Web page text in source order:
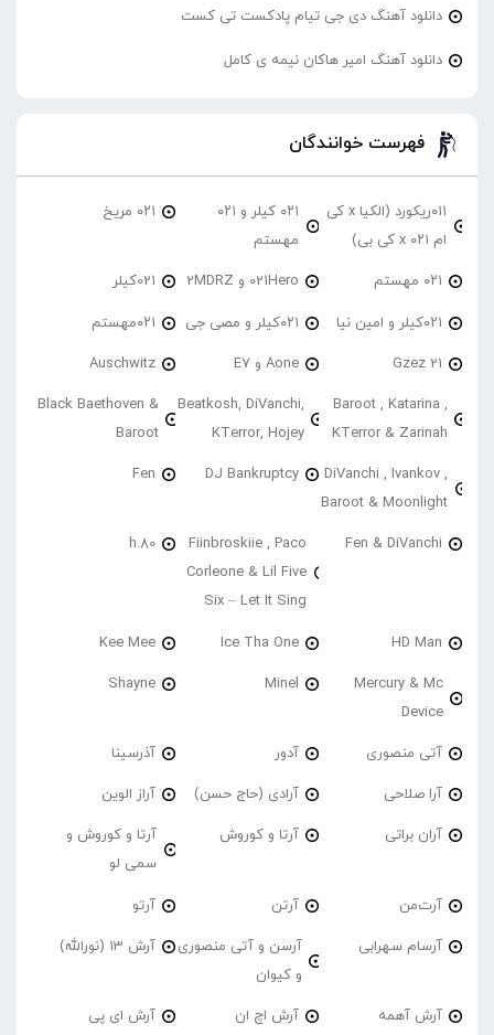
دانلود آهنگ دی جی تیام پادکست تی کست
دانلود آهنگ امیر هاکان نیمه ی کامل
فهرست خوانندگان
۰۱۱ریکورد (الکیا x کی
ام ۰۲۱ x کی بی)
۰۲۱ کیلر و ۰۲۱
مهستم
۰۲۱ مریخ
۰۲۱ مهستم 021Hero و 2MDRZ 021کیلر
۰۲۱کیلر و امین نیا ۰۲۱کیلر و مصی جی ۰۲۱مهستم
21 Gzez Aone و E7 Auschwitz
Baroot , Katarina ,
KTerror & Zarinah
Beatkosh, DiVanchi,
KTerror, Hojey
Black Baethoven &
Baroot
DiVanchi , Ivankov ,
Baroot & Moonlight
DJ Bankruptcy
Fen
Fen & DiVanchi
Fiinbroskiie , Paco
Corleone & Lil Five
Six – Let It Sing
h.80
HD Man
Ice Tha One
Kee Mee
Mercury & Mc
Device
Minel
Shayne
آتی منصوری آدور آذرسینا
آرا صلاحی آرادی (حاج حسن) آراز الوین
آران براتی آرتا و کوروش
آرتا و کوروش و
سمی لو
آرت‌من آرتن آرتو
آرسام سهرابی
آرسن و آتی منصوری
و کیوان
آرش 13 (نورالله)
آرش آهمه آرش اچ ان آرش ای پی